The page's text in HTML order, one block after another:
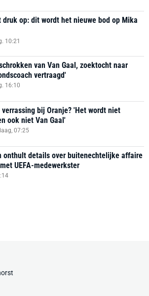
druk op: dit wordt het nieuwe bod op Mika
10:21
van Van Gaal, zoektocht naar
vertraagd'
16:10
verrassing bij Oranje? 'Het wordt niet
ook niet Van Gaal'
07:25
onthult details over buitenechtelijke affaire
UEFA-medewerkster